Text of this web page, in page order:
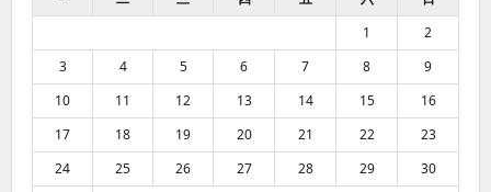
1
2
3
4 5 6 7 8
9
10
11 12 13 14 15
16
17
18 19 20 21 22
23
24
25 26 27 28 29
30